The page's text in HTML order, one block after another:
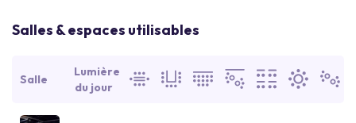
Salles & espaces utilisables
Salle
Lumière
du jour